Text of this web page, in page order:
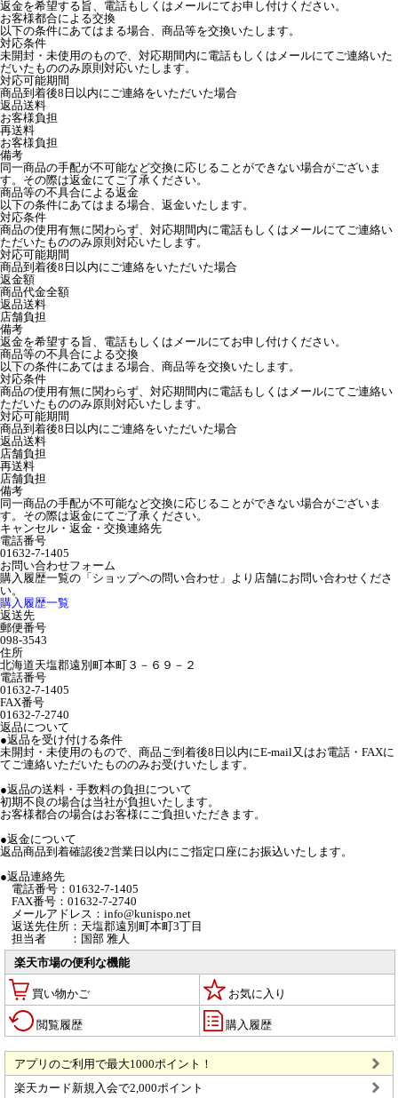
返金を希望する旨、電話もしくはメールにてお申し付けください。
お客様都合による交換
以下の条件にあてはまる場合、商品等を交換いたします。
対応条件
未開封・未使用のもので、対応期間内に電話もしくはメールにてご連絡いた
だいたもののみ原則対応いたします。
対応可能期間
商品到着後8日以内にご連絡をいただいた場合
返品送料
お客様負担
再送料
お客様負担
備考
同一商品の手配が不可能など交換に応じることができない場合がございま
す。その際は返金にてご了承ください。
商品等の不具合による返金
以下の条件にあてはまる場合、返金いたします。
対応条件
商品の使用有無に関わらず、対応期間内に電話もしくはメールにてご連絡い
ただいたもののみ原則対応いたします。
対応可能期間
商品到着後8日以内にご連絡をいただいた場合
返金額
商品代金全額
返品送料
店舗負担
備考
返金を希望する旨、電話もしくはメールにてお申し付けください。
商品等の不具合による交換
以下の条件にあてはまる場合、商品等を交換いたします。
対応条件
商品の使用有無に関わらず、対応期間内に電話もしくはメールにてご連絡い
ただいたもののみ原則対応いたします。
対応可能期間
商品到着後8日以内にご連絡をいただいた場合
返品送料
店舗負担
再送料
店舗負担
備考
同一商品の手配が不可能など交換に応じることができない場合がございま
す。その際は返金にてご了承ください。
キャンセル・返金・交換連絡先
電話番号
01632-7-1405
お問い合わせフォーム
購入履歴一覧の「ショップヘの問い合わせ」より店舗にお問い合わせくださ
い。
購入履歴一覧
返送先
郵便番号
098-3543
住所
北海道天塩郡遠別町本町３－６９－２
電話番号
01632-7-1405
FAX番号
01632-7-2740
返品について
●返品を受け付ける条件
未開封・未使用のもので、商品ご到着後8日以内にE-mail又はお電話・FAXに
てご連絡いただいたもののみお受けいたします。
●返品の送料・手数料の負担について
初期不良の場合は当社が負担いたします。
お客様都合の場合はお客様にご負担いただきます。
●返金について
返品商品到着確認後2営業日以内にご指定口座にお振込いたします。
●返品連絡先
電話番号：01632-7-1405
FAX番号：01632-7-2740
メールアドレス：info@kunispo.net
返送先住所：天塩郡遠別町本町3丁目
担当者 ：国部 雅人
楽天市場の便利な機能
買い物かご お気に入り
閲覧履歴 購入履歴
アプリのご利用で最大1000ポイント！
楽天カード新規入会で2,000ポイント